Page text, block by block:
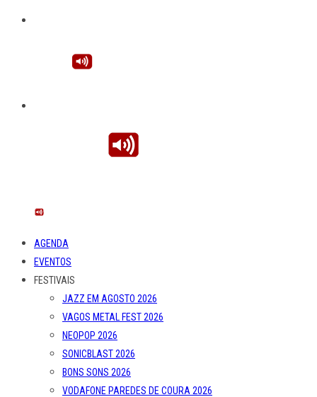
AGENDA
EVENTOS
FESTIVAIS
JAZZ EM AGOSTO 2026
VAGOS METAL FEST 2026
NEOPOP 2026
SONICBLAST 2026
BONS SONS 2026
VODAFONE PAREDES DE COURA 2026